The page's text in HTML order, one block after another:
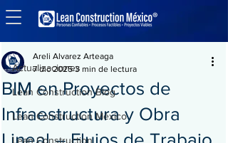
Entrada
Actualizaciones
Lean Construction Blog
Lean Construction México
Lean Construction
BIM en Proyectos de
Infraestructura y Obra
Areli Alvarez Arteaga
7 dic 2025 3 min de lectura